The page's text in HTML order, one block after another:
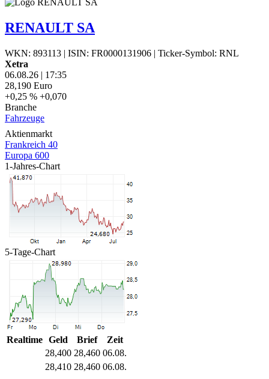
RENAULT SA
WKN: 893113 | ISIN: FR0000131906 | Ticker-Symbol: RNL
Xetra
06.08.26 | 17:35
28,190 Euro
+0,25 % +0,070
Branche
Fahrzeuge
Aktienmarkt
Frankreich 40
Europa 600
1-Jahres-Chart
5-Tage-Chart
Realtime Geld Brief
Zeit
28,400 28,460 06.08.
28,410 28,460 06.08.